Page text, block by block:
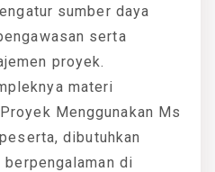
sumber daya
serta
proyek.
materi
Menggunakan Ms
dibutuhkan
di